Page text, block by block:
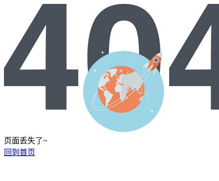
页面丢失了~
回到首页